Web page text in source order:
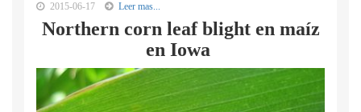
2015-06-17 Leer mas...
Northern corn leaf blight en maíz
en Iowa